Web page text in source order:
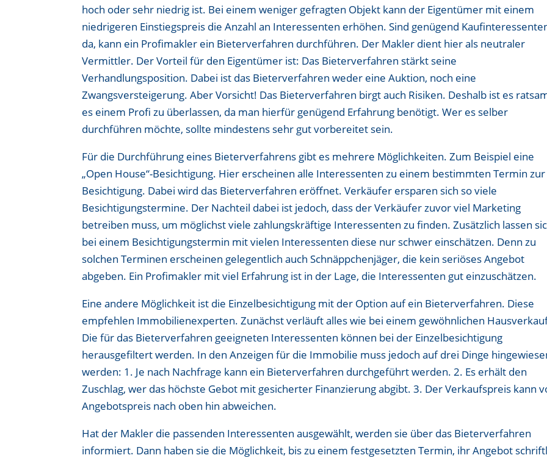
hoch oder sehr niedrig ist. Bei einem weniger gefragten Objekt kann der Eigentümer mit einem
niedrigeren Einstiegspreis die Anzahl an Interessenten erhöhen. Sind genügend
da, kann ein Profimakler ein Bieterverfahren durchführen. Der Makler dient hier als neutraler
Vermittler. Der Vorteil für den Eigentümer ist: Das Bieterverfahren stärkt seine
Verhandlungsposition. Dabei ist das Bieterverfahren weder eine Auktion, noch eine
Zwangsversteigerung. Aber Vorsicht! Das Bieterverfahren birgt auch Risiken. Deshalb ist es
es einem Profi zu überlassen, da man hierfür genügend Erfahrung benötigt. Wer es selber
durchführen möchte, sollte mindestens sehr gut vorbereitet sein.
Für die Durchführung eines Bieterverfahrens gibt es mehrere Möglichkeiten. Zum Beispiel eine
„Open House“-Besichtigung. Hier erscheinen alle Interessenten zu einem bestimmten Termin zur
Besichtigung. Dabei wird das Bieterverfahren eröffnet. Verkäufer ersparen sich so viele
Besichtigungstermine. Der Nachteil dabei ist jedoch, dass der Verkäufer zuvor viel Marketing
betreiben muss, um möglichst viele zahlungskräftige Interessenten zu finden. Zusätzlich lassen
bei einem Besichtigungstermin mit vielen Interessenten diese nur schwer einschätzen. Denn zu
solchen Terminen erscheinen gelegentlich auch Schnäppchenjäger, die kein seriöses Angebot
abgeben. Ein Profimakler mit viel Erfahrung ist in der Lage, die Interessenten gut einzuschätzen.
Eine andere Möglichkeit ist die Einzelbesichtigung mit der Option auf ein Bieterverfahren. Diese
empfehlen Immobilienexperten. Zunächst verläuft alles wie bei einem gewöhnlichen
Die für das Bieterverfahren geeigneten Interessenten können bei der Einzelbesichtigung
herausgefiltert werden. In den Anzeigen für die Immobilie muss jedoch auf drei Dinge
werden: 1. Je nach Nachfrage kann ein Bieterverfahren durchgeführt werden. 2. Es erhält den
Zuschlag, wer das höchste Gebot mit gesicherter Finanzierung abgibt. 3. Der Verkaufspreis kann
Angebotspreis nach oben hin abweichen.
Hat der Makler die passenden Interessenten ausgewählt, werden sie über das Bieterverfahren
informiert. Dann haben sie die Möglichkeit, bis zu einem festgesetzten Termin, ihr Angebot